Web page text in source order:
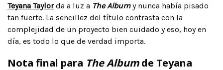
Teyana Taylorda a luz a The Albumy nunca había pisado
tan fuerte. La sencillez del título contrasta con la
complejidad de un proyecto bien cuidado y eso, hoy en
día, es todo lo que de verdad importa.
Nota final para The Albumde Teyana